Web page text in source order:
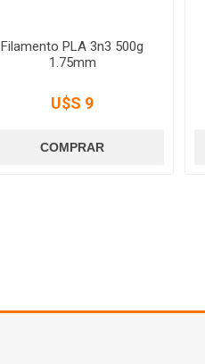
Filamento PLA 3n3 500g
1.75mm
U$S 9